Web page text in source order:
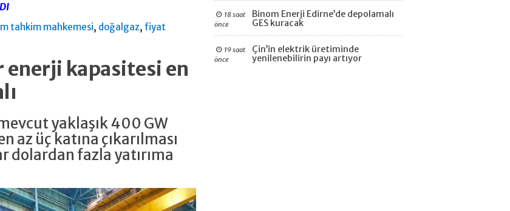
tahkim mahkemesi, doğalgaz, fiyat
enerji kapasitesi en
yaklaşık 400 GW
az üç katına çıkarılması
dolardan fazla yatırıma
18 saat
önce
Binom Enerji Edirne’de depolamalı
GES kuracak
19 saat
önce
Çin’in elektrik üretiminde
yenilenebilirin payı artıyor